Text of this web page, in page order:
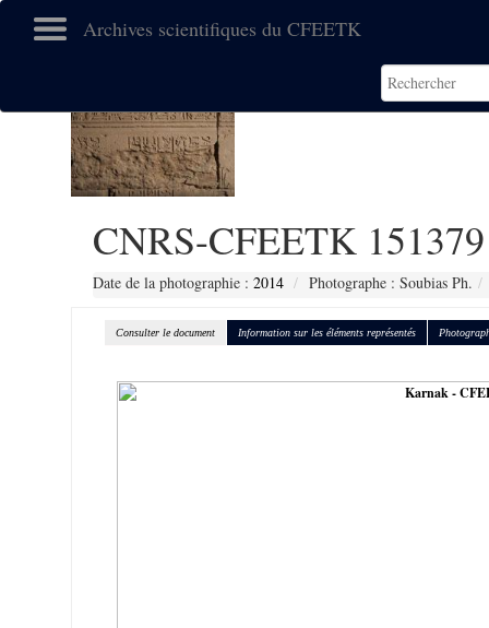
Archives scientifiques du CFEETK
CNRS-CFEETK 151379
Date de la photographie : 2014 Photographe : Soubias Ph.
Consulter le document Information sur les éléments représentés